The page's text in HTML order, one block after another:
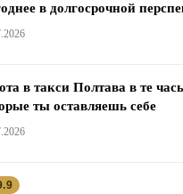
в долгосрочной
в такси Полтава в те
ты оставляешь себе